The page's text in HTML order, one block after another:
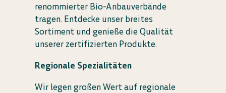
renommierter Bio-Anbauverbände
tragen. Entdecke unser breites
Sortiment und genieße die Qualität
unserer zertifizierten Produkte.
Regionale Spezialitäten
Wir legen großen Wert auf regionale